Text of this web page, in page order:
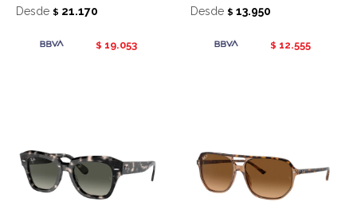
Desde $ 21.170
$ 19.053
Desde $ 13.950
$ 12.555